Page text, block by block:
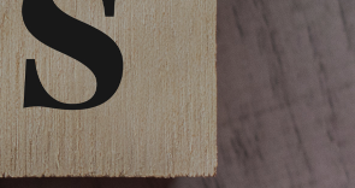
仲介売却
業者買取
不動産相続